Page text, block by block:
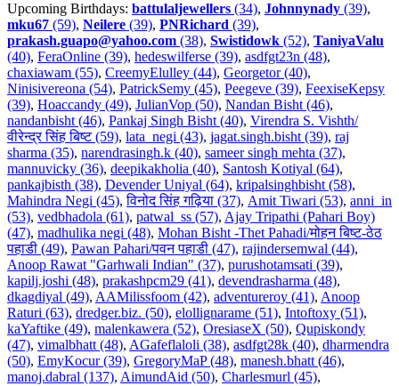
Upcoming Birthdays: battulaljewellers (34), Johnnynady (39),
mku67 (59), Neilere (39), PNRichard (39),
prakash.guapo@yahoo.com (38), Swistidowk (52), TaniyaValu
(40), FeraOnline (39), hedeswilferse (39), asdfgt23n (48),
chaxiawam (55), CreemyElulley (44), Georgetor (40),
Ninisivereona (54), PatrickSemy (45), Peegeve (39), FeexiseKepsy
(39), Hoaccandy (49), JulianVop (50), Nandan Bisht (46),
nandanbisht (46), Pankaj Singh Bisht (40), Virendra S. Vishth/
वीरेन्द्र सिंह बिष्ट (59), lata_negi (43), jagat.singh.bisht (39), raj
sharma (35), narendrasingh.k (40), sameer singh mehta (37),
mannuvicky (36), deepikakholia (40), Santosh Kotiyal (64),
pankajbisth (38), Devender Uniyal (64), kripalsinghbisht (58),
Mahindra Negi (45),विनोद सिंह गढ़िया (37), Amit Tiwari (53), anni_in
(53), vedbhadola (61), patwal_ss (57), Ajay Tripathi (Pahari Boy)
(47), madhulika negi (48), Mohan Bisht -Thet Pahadi/मोहन बिष्ट-ठेठ
पहाडी (49), Pawan Pahari/पवन पहाडी (47), rajindersemwal (44),
Anoop Rawat "Garhwali Indian" (37), purushotamsati (39),
kapilj.joshi (48), prakashpcm29 (41), devendrasharma (48),
dkagdiyal (49), AAMilissfoom (42), adventureroy (41), Anoop
Raturi (63), dredger.biz. (50), elollignarame (51), Intoftoxy (51),
kaYaftike (49), malenkawera (52), OresiaseX (50), Qupiskondy
(47), vimalbhatt (48), AGafeflaloli (38), asdfgt28k (40), dharmendra
(50), EmyKocur (39), GregoryMaP (48), manesh.bhatt (46),
manoj.dabral (137), AimundAid (50), Charlesmurl (45),